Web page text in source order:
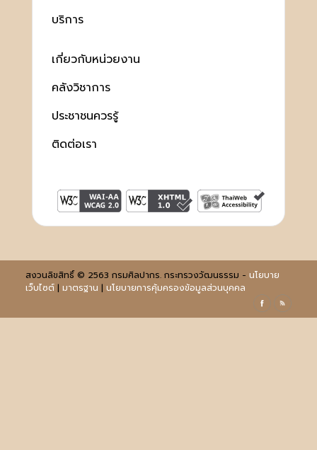
บริการ
เกี่ยวกับหน่วยงาน
คลังวิชาการ
ประชาชนควรรู้
ติดต่อเรา
สงวนลิขสิทธิ์ © 2563 กรมศิลปากร. กระทรวงวัฒนธรรม - นโยบาย
เว็บไซต์| มาตรฐาน | นโยบายการคุ้มครองข้อมูลส่วนบุคคล